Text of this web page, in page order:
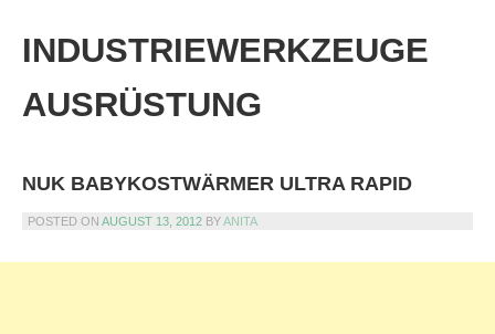
content
INDUSTRIEWERKZEUGE
AUSRÜSTUNG
NUK BABYKOSTWÄRMER ULTRA RAPID
POSTED ON AUGUST 13, 2012 BYANITA